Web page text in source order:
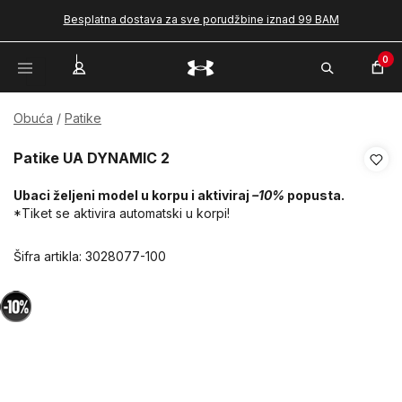
Besplatna dostava za sve porudžbine iznad 99 BAM
0
Obuća Patike
Patike UA DYNAMIC 2
Ubaci željeni model u korpu i aktiviraj –10% popusta.
*Tiket se aktivira automatski u korpi!
Šifra artikla: 3028077-100